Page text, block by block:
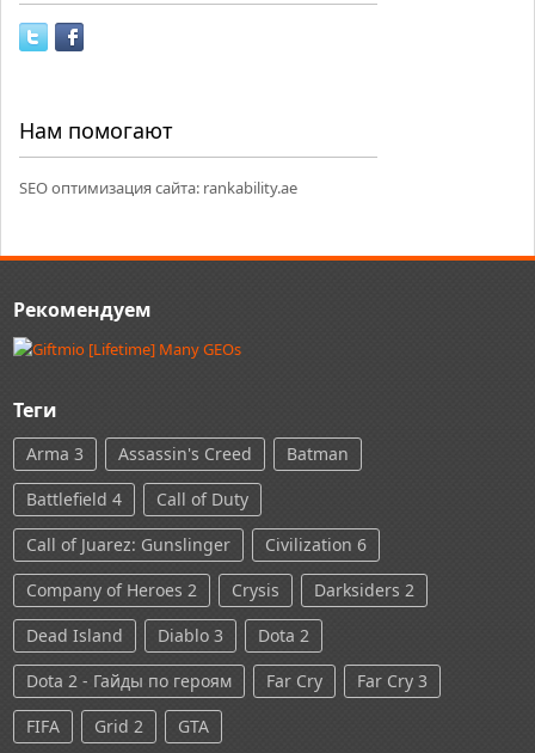
Нам помогают
SEO оптимизация сайта: rankability.ae
Рекомендуем
Теги
Arma 3 Assassin's Creed
Batman
Battlefield 4
Call of Duty
Call of Juarez: Gunslinger
Civilization 6
Company of Heroes 2
Crysis
Darksiders 2
Dead Island
Diablo 3
Dota 2
Dota 2 - Гайды по героям
Far Cry
Far Cry 3
FIFA
Grid 2
GTA